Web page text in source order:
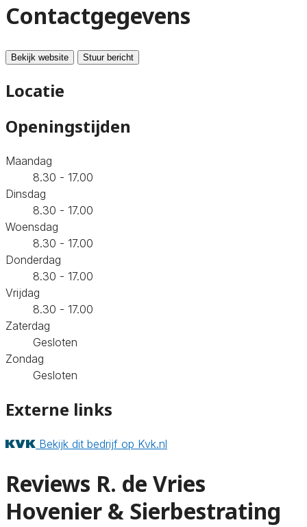
Contactgegevens
Bekijk website Stuur bericht
Locatie
Openingstijden
Maandag
8.30 - 17.00
Dinsdag
8.30 - 17.00
Woensdag
8.30 - 17.00
Donderdag
8.30 - 17.00
Vrijdag
8.30 - 17.00
Zaterdag
Gesloten
Zondag
Gesloten
Externe links
Bekijk dit bedrijf op Kvk.nl
Reviews R. de Vries
Hovenier & Sierbestrating